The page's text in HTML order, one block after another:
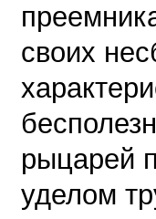
своих
рыцарей
уделом